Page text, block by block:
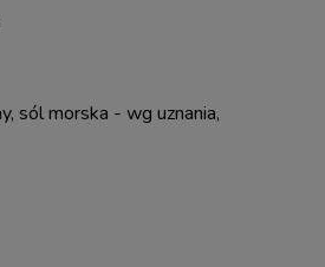
sól morska - wg uznania,